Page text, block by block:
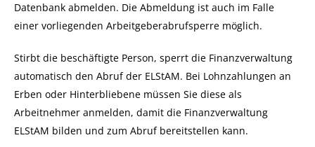
Datenbank abmelden. Die Abmeldung ist auch im Falle
einer vorliegenden Arbeitgeberabrufsperre möglich.
Stirbt die beschäftigte Person, sperrt die Finanzverwaltung
automatisch den Abruf der ELStAM. Bei Lohnzahlungen an
Erben oder Hinterbliebene müssen Sie diese als
Arbeitnehmer anmelden, damit die Finanzverwaltung
ELStAM bilden und zum Abruf bereitstellen kann.